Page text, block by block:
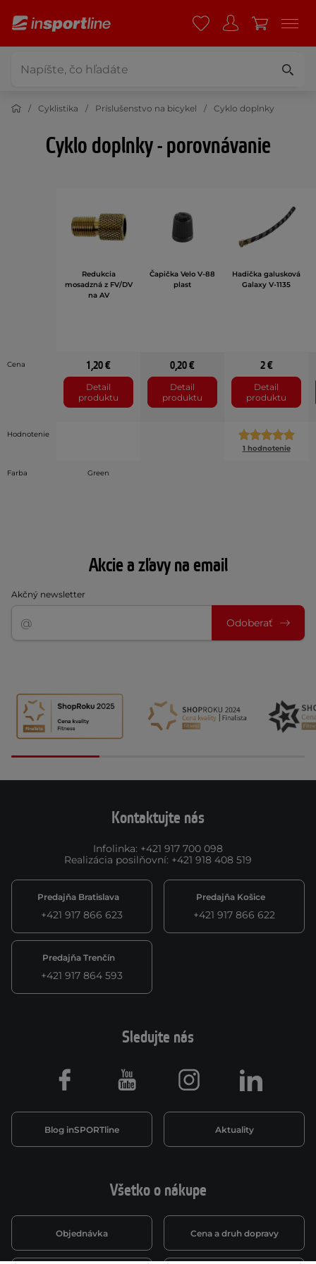
Cyklistika Príslušenstvo na bicykel Cyklo doplnky
Cyklo doplnky - porovnávanie
Redukcia
mosadzná z FV/DV
na AV
Čapička Velo V-88
plast
Hadička galusková
Galaxy V-1135
Cena 1,20 €
Detail
produktu
0,20 €
Detail
produktu
2 €
Detail
produktu
Hodnotenie
1 hodnotenie
Farba Green
Akcie a zľavy na email
Akčný newsletter
Odoberať
Kontaktujte nás
Infolinka: +421 917 700 098
Realizácia posilňovní: +421 918 408 519
Predajňa Bratislava
+421 917 866 623
Predajňa Košice
+421 917 866 622
Predajňa Trenčín
+421 917 864 593
Všetko o nákupe
Objednávka Cena a druh dopravy
Sledujte nás
Blog inSPORTline Aktuality
Facebook Youtube Instagram LinkedIn